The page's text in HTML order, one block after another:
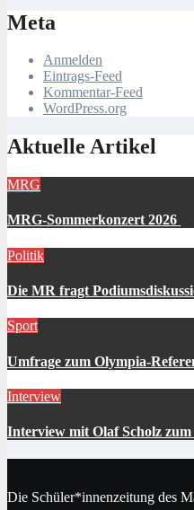
Meta
Anmelden
Eintrags-Feed
Kommentar-Feed
WordPress.org
Aktuelle Artikel
MRG
MRG-Sommerkonzert 2026
Politik
Die MR fragt
Sport
Umfrage zum Olympia-
Interview
Interview mit Olaf Scholz
Die Schüler*innenzeitung des